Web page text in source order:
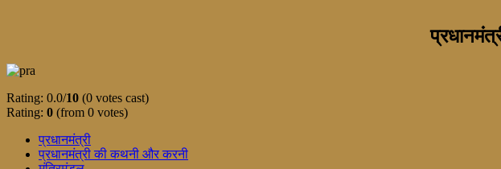
Rating: 0.0/10 (0 votes cast)
Rating: 0 (from 0 votes)
प्रधानमंत्री
प्रधानमंत्री की कथनी और करनी